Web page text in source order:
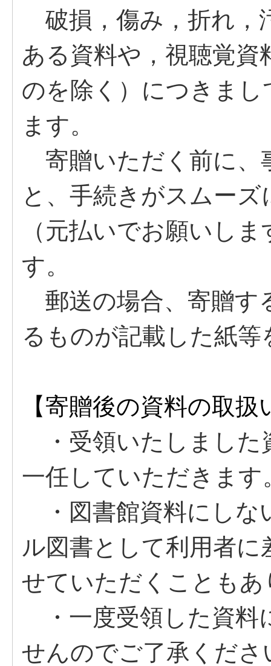
破損，傷み，折れ，
ある資料や，視聴覚
のを除く）につきま
ます。
寄贈いただく前に、
と、手続きがスムーズ
（元払いでお願いし
す。
郵送の場合、寄贈す
るものが記載した紙
【寄贈後の資料の取
・受領いたしました
一任していただきます
・図書館資料にしな
ル図書として利用者
せていただくこともあ
・一度受領した資料
せんのでご了承くださ